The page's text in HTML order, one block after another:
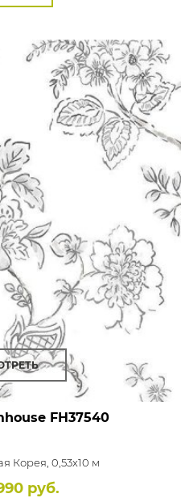
FH37540
Корея, 0,53x10 м
руб.